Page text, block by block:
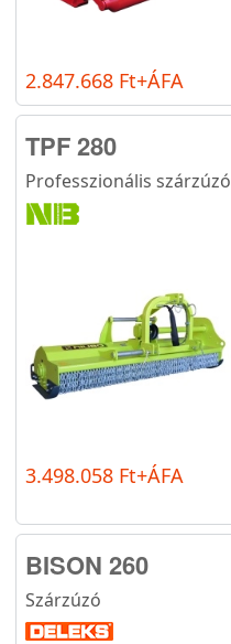
2.847.668 Ft+ÁFA
TPF 280
Professzionális szárzúzó
3.498.058 Ft+ÁFA
BISON 260
Szárzúzó